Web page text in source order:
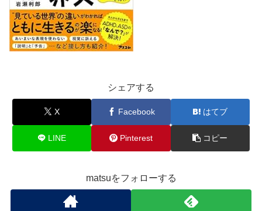
シェアする
X Facebook はてブ
LINE Pinterest コピー
matsuをフォローする